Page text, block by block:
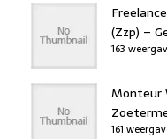
(Zzp) –
163
Monteur
161